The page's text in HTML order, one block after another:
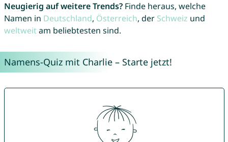
Neugierig auf weitere Trends?Finde heraus, welche
Namen in Deutschland, Österreich, der Schweiz und
weltweitam beliebtesten sind.
Namens-Quiz mit Charlie – Starte jetzt!